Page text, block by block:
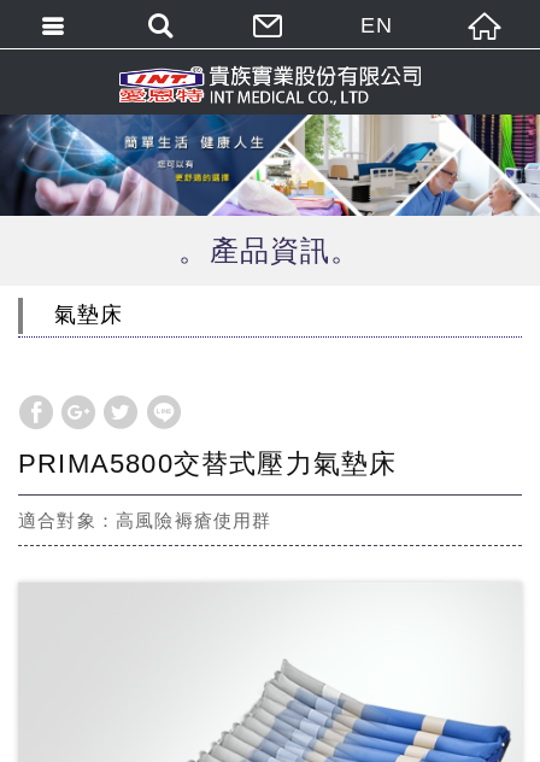
產品資訊
氣墊床
PRIMA5800交替式壓力氣墊床
適合對象：高風險褥瘡使用群
EN
繁體中文
English